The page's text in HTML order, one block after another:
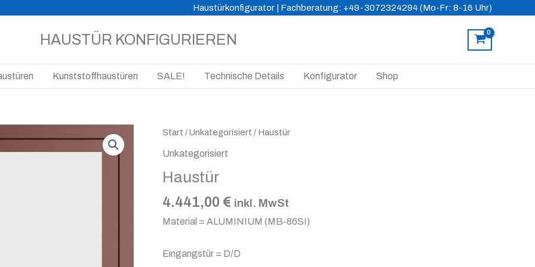
Haustürkonfigurator | Fachberatung: +49-3072324294 (Mo-Fr: 8-16 Uhr)
HAUSTÜR KONFIGURIEREN
Kunststoffhaustüren SALE! Technische Details Konfigurator Shop
Start /Unkategorisiert / Haustür
Unkategorisiert
Haustür
4.441,00 € inkl. MwSt
Material = ALUMINIUM (MB-86SI)
Eingangstür = D/D
Haustür